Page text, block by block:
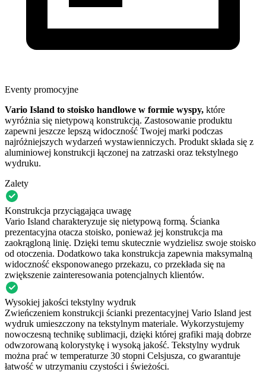
Eventy promocyjne
Vario Island to stoisko handlowe w formie wyspy, które
wyróżnia się nietypową konstrukcją. Zastosowanie produktu
zapewni jeszcze lepszą widoczność Twojej marki podczas
najróżniejszych wydarzeń wystawienniczych. Produkt składa się z
aluminiowej konstrukcji łączonej na zatrzaski oraz tekstylnego
wydruku.
Zalety
Konstrukcja przyciągająca uwagę
Vario Island charakteryzuje się nietypową formą. Ścianka
prezentacyjna otacza stoisko, ponieważ jej konstrukcja ma
zaokrągloną linię. Dzięki temu skutecznie wydzielisz swoje stoisko
od otoczenia. Dodatkowo taka konstrukcja zapewnia maksymalną
widoczność eksponowanego przekazu, co przekłada się na
zwiększenie zainteresowania potencjalnych klientów.
Wysokiej jakości tekstylny wydruk
Zwieńczeniem konstrukcji ścianki prezentacyjnej Vario Island jest
wydruk umieszczony na tekstylnym materiale. Wykorzystujemy
nowoczesną technikę sublimacji, dzięki której grafiki mają dobrze
odwzorowaną kolorystykę i wysoką jakość. Tekstylny wydruk
można prać w temperaturze 30 stopni Celsjusza, co gwarantuje
łatwość w utrzymaniu czystości i świeżości.